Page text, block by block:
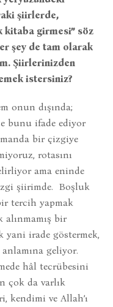
şiirlerde,
kitaba girmesi” söz
şey de tam olarak
Şiirlerinizden
istersiniz?
onun dışında;
bunu ifade ediyor
bir çizgiye
rotasını
ama eninde
şiirimde. Boşluk
tercih yapmak
bir
irade göstermek,
geliyor.
hâl tecrübesini
çok da varlık
kendimi ve Allah’ı